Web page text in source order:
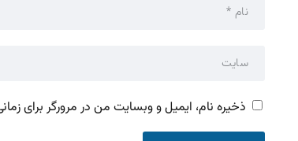
ذخیره نام، ایمیل و وبسایت من در مرورگر برای